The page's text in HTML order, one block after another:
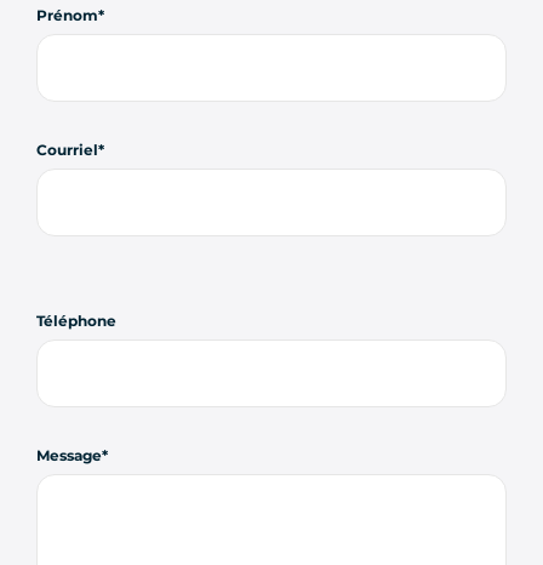
Prénom
Courriel
Téléphone
Message